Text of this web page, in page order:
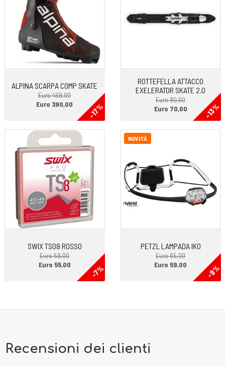
-SCELTA PERSONALIZZATA CON DINAMOMETRO
ALPINA SCARPA COMP SKATE
Euro 469,00
-17%
Euro 390,00
ROTTEFELLA ATTACCO
EXELERATOR SKATE 2.0
Euro 80,00
-13%
Euro 70,00
SWIX TS08 ROSSO
Euro 59,00
-7%
Euro 55,00
NOVITÀ
PETZL LAMPADA IKO
Euro 65,00
-9%
Euro 59,00
Recensioni dei clienti